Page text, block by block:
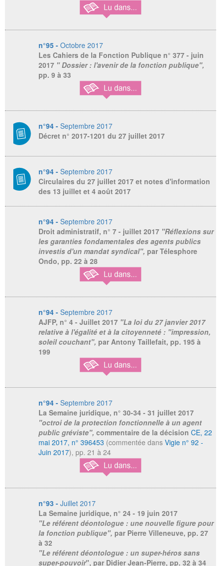
n°95 - Octobre 2017
Les Cahiers de la Fonction Publique n° 377 - juin
2017 " Dossier : l'avenir de la fonction publique",
pp. 9 à 33
n°94 - Septembre 2017
Décret n° 2017-1201 du 27 juillet 2017
n°94 - Septembre 2017
Circulaires du 27 juillet 2017 et notes d'information
des 13 juillet et 4 août 2017
n°94 - Septembre 2017
Droit administratif, n° 7 - juillet 2017 "Réflexions sur
les garanties fondamentales des agents publics
investis d'un mandat syndical", par Télesphore
Ondo, pp. 22 à 28
n°94 - Septembre 2017
AJFP, n° 4 - Juillet 2017 "La loi du 27 janvier 2017
relative à l'égalité et à la citoyenneté : "impression,
soleil couchant", par Antony Taillefait, pp. 195 à
199
n°94 - Septembre 2017
La Semaine juridique, n° 30-34 - 31 juillet 2017
"octroi de la protection fonctionnelle à un agent
public gréviste", commentaire de la décision CE, 22
mai 2017, n° 396453 (commentée dans Vigie n° 92 -
Juin 2017), pp. 21 à 24
n°93 - Juillet 2017
La Semaine juridique, n° 24 - 19 juin 2017
"Le référent déontologue : une nouvelle figure pour
la fonction publique", par Pierre Villeneuve, pp. 27
à 32
"Le référent déontologue : un super-héros sans
super-pouvoir", par Didier Jean-Pierre, pp. 32 à 34